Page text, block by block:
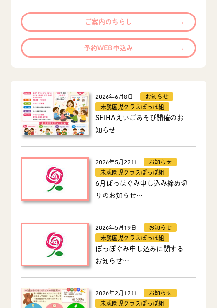
ご案内のちらし
予約WEB申込み
2026年6月8日
お知らせ
未就園児クラスぽっぽ組
SEIHAえいごあそび開催のお
知らせ…
2026年5月22日
お知らせ
未就園児クラスぽっぽ組
6月ぽっぽぐみ申し込み締め切
りのお知らせ…
2026年5月19日
お知らせ
未就園児クラスぽっぽ組
ぽっぽぐみ申し込みに関する
お知らせ…
2026年2月12日
お知らせ
未就園児クラスぽっぽ組